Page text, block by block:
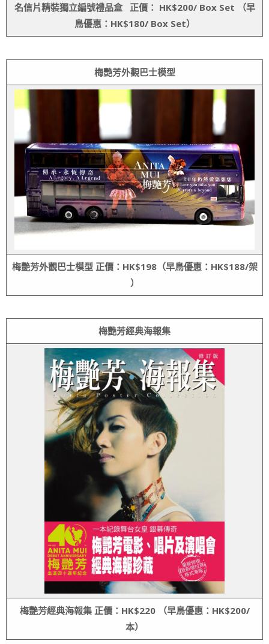
名信片精裝獨立編號禮品盒 正價： HK$200/ Box Set
（早
鳥優惠： HK$180/ Box Set）
梅艷芳外觀巴士模型
梅艷芳外觀巴士模型 正價：HK$198（早鳥優惠：HK$188/架
）
梅艷芳經典海報集
梅艷芳經典海報集 正價： HK$220 （早鳥優惠： HK$200/
本）